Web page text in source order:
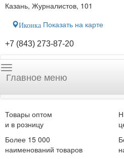
Казань, Журналистов, 101
Иконка Показать на карте
+7 (843) 273-87-20
Главное меню
Товары оптом
и в розницу
Более 15 000
наименований товаров